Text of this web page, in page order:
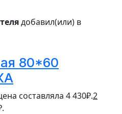
добавил(или) в
80*60
составляла 4 430₽.2